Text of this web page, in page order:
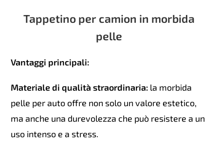
Tappetino per camion in morbida
pelle
Vantaggi principali:
Materiale di qualità straordinaria: la morbida
pelle per auto offre non solo un valore estetico,
ma anche una durevolezza che può resistere a un
uso intenso e a stress.